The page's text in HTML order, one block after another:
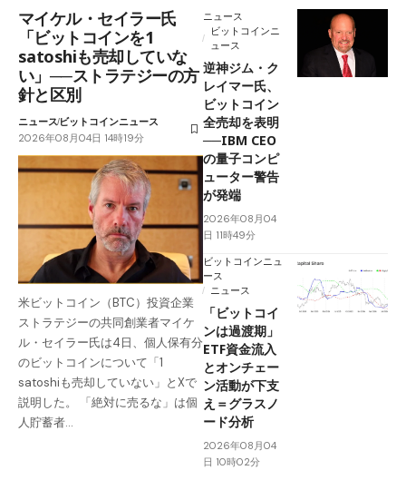
マイケル・セイラー氏
「ビットコインを1
satoshiも売却していな
い」──ストラテジーの方
針と区別
ニュースビットコインニュース
2026年08月04日 14時19分
米ビットコイン（BTC）投資企業
ストラテジーの共同創業者マイケ
ル・セイラー氏は4日、個人保有分
のビットコインについて「1
satoshiも売却していない」とXで
説明した。 「絶対に売るな」は個
人貯蓄者…
ニュース
ビットコインニ
ュース
逆神ジム・ク
レイマー氏、
ビットコイン
全売却を表明
──IBM CEO
の量子コンピ
ューター警告
が発端
2026年08月04
日 11時49分
ビットコインニュ
ース
ニュース
「ビットコイ
ンは過渡期」
ETF資金流入
とオンチェー
ン活動が下支
え＝グラスノ
ード分析
2026年08月04
日 10時02分